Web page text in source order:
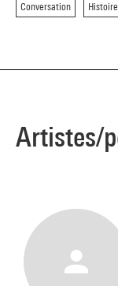
Conversation
Artistes/